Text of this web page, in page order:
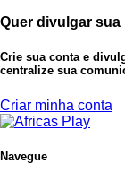
Quer divulgar
Crie sua conta e
centralize sua
Criar minha conta
Navegue